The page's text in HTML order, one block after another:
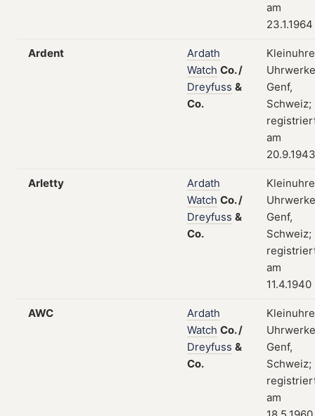
am
23.1.1964
Ardent
Ardath
Watch Co./
Dreyfuss &
Co.
Genf,
Schweiz;
am
20.9.1943
Arletty
Ardath
Watch Co./
Dreyfuss &
Co.
Genf,
Schweiz;
am
11.4.1940
AWC
Ardath
Watch Co./
Dreyfuss &
Co.
Genf,
Schweiz;
am